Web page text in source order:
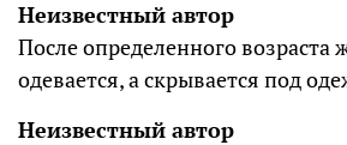
Неизвестный автор
После определенного
одевается, а скрывается под
Неизвестный автор